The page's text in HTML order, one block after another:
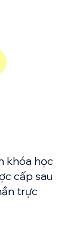
khóa học
cấp sau
trực